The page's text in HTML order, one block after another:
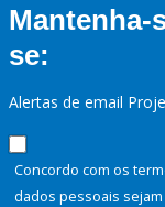
Mantenha-
se:
Alertas de email
Concordo com os
dados pessoais